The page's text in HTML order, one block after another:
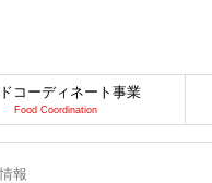
コーディネート事業
Food Coordination
報